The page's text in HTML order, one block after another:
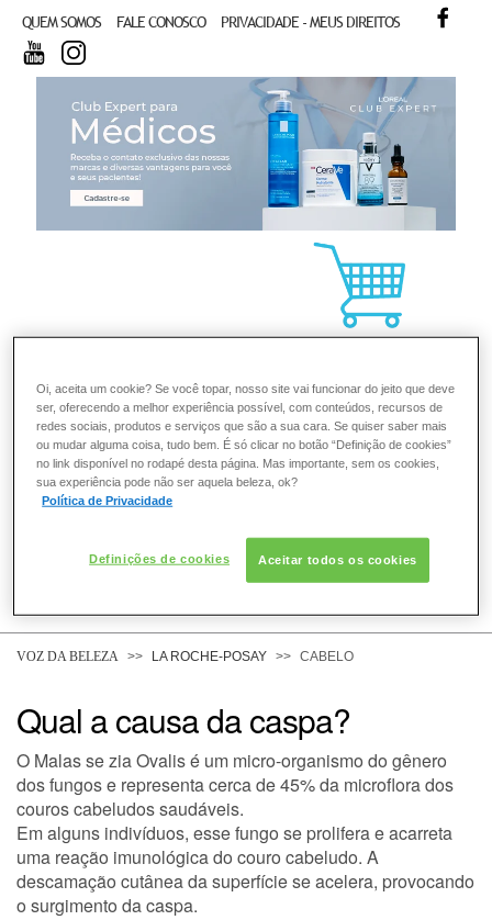
QUEM SOMOS FALE CONOSCO PRIVACIDADE - MEUS DIREITOS
YOUTUBE
PELE
CABELO
DESODORANTE
SOLAR
VOZ DA BELEZA LA ROCHE-POSAY CABELO
Qual a causa da caspa?
O Malas se zia Ovalis é um micro-organismo do gênero
dos fungos e representa cerca de 45% da microflora dos
couros cabeludos saudáveis.
Em alguns indivíduos, esse fungo se prolifera e acarreta
uma reação imunológica do couro cabeludo. A
descamação cutânea da superfície se acelera, provocando
o surgimento da caspa.
Oi, aceita um cookie? Se você topar, nosso site vai funcionar do jeito que deve
ser, oferecendo a melhor experiência possível, com conteúdos, recursos de
redes sociais, produtos e serviços que são a sua cara. Se quiser saber mais
ou mudar alguma coisa, tudo bem. É só clicar no botão “Definição de cookies”
no link disponível no rodapé desta página. Mas importante, sem os cookies,
sua experiência pode não ser aquela beleza, ok?
Política de Privacidade
Definições de cookies Aceitar todos os cookies